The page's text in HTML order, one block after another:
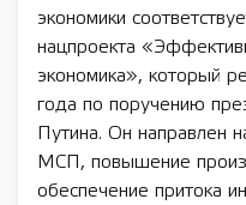
экономики
нацпроекта
экономика», который
года по поручению
Путина. Он направлен
МСП, повышение
обеспечение притока